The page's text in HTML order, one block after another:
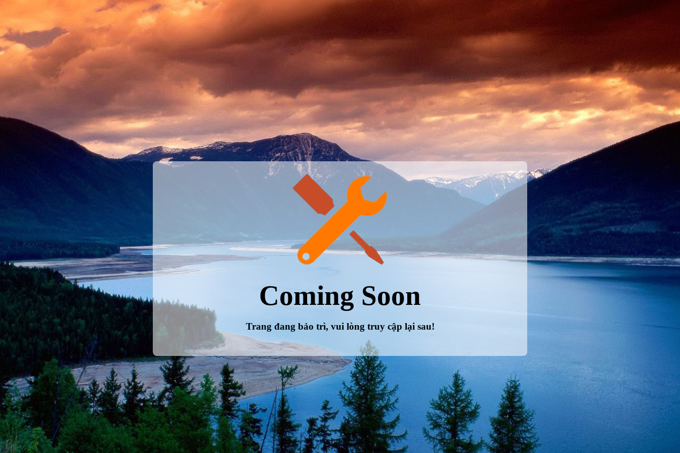
Coming Soon
Trang đang bảo trì, vui lòng truy cập lại sau!